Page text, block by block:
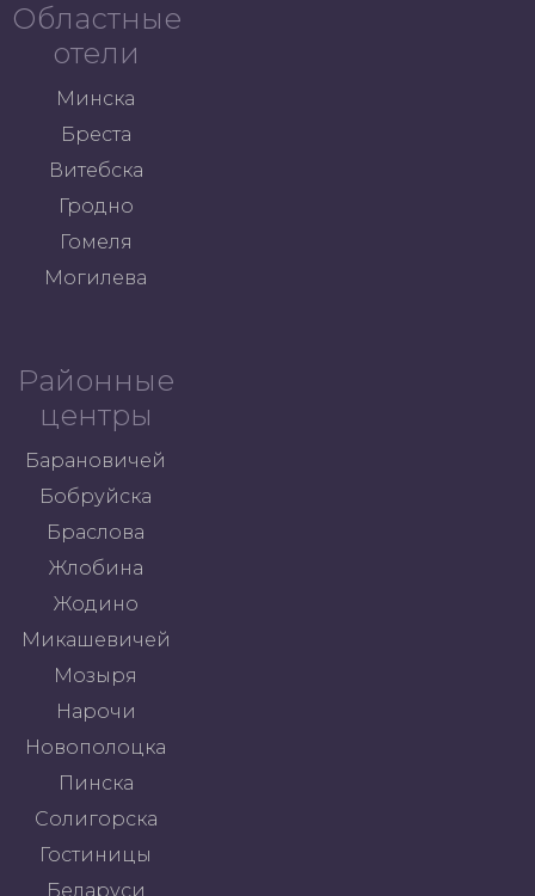
Областные
отели
Минска
Бреста
Витебска
Гродно
Гомеля
Могилева
Районные
центры
Барановичей
Бобруйска
Браслова
Жлобина
Жодино
Микашевичей
Мозыря
Нарочи
Новополоцка
Пинска
Солигорска
Гостиницы
Беларуси